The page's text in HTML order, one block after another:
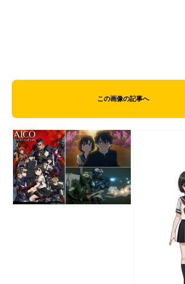
この画像の記事へ